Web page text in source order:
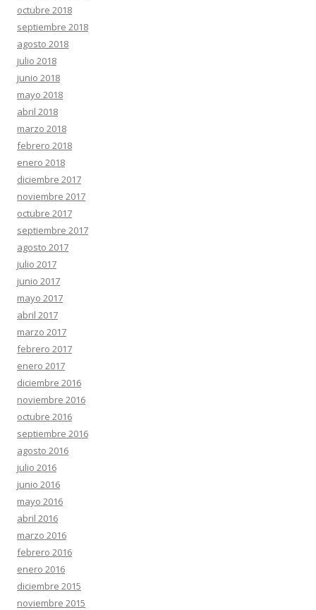
octubre 2018
septiembre 2018
agosto 2018
julio 2018
junio 2018
mayo 2018
abril 2018
marzo 2018
febrero 2018
enero 2018
diciembre 2017
noviembre 2017
octubre 2017
septiembre 2017
agosto 2017
julio 2017
junio 2017
mayo 2017
abril 2017
marzo 2017
febrero 2017
enero 2017
diciembre 2016
noviembre 2016
octubre 2016
septiembre 2016
agosto 2016
julio 2016
junio 2016
mayo 2016
abril 2016
marzo 2016
febrero 2016
enero 2016
diciembre 2015
noviembre 2015